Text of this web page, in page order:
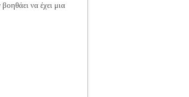
να έχει μια